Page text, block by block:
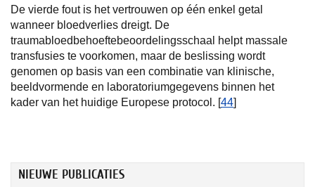
De vierde fout is het vertrouwen op één enkel getal
wanneer bloedverlies dreigt. De
traumabloedbehoeftebeoordelingsschaal helpt massale
transfusies te voorkomen, maar de beslissing wordt
genomen op basis van een combinatie van klinische,
beeldvormende en laboratoriumgegevens binnen het
kader van het huidige Europese protocol. [44]
NIEUWE PUBLICATIES